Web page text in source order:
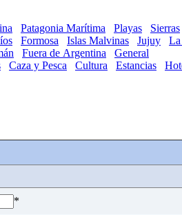
Patagonia Marítima Playas Sierras
Formosa Islas Malvinas Jujuy La
Fuera de Argentina
General
Caza y Pesca Cultura Estancias
*